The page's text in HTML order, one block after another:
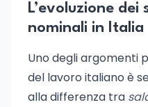
L’evoluzione dei
nominali in Italia
Uno degli argomenti
del lavoro italiano è
alla differenza tra